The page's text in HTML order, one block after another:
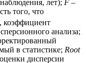
лет); F –
того, что
, коэффициент
анализа;
в статистике; Root
дисперсии